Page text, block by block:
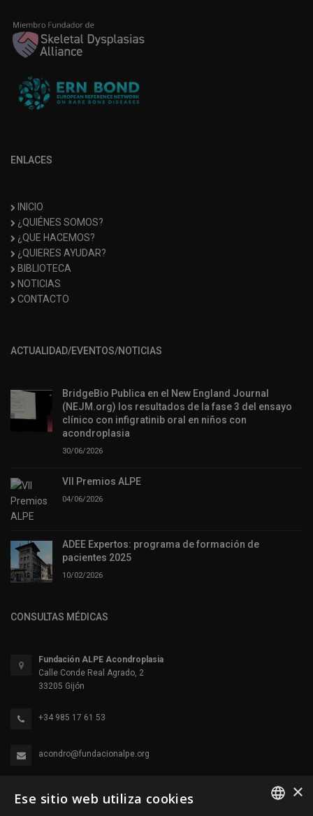
ENLACES
INICIO
¿QUIÉNES SOMOS?
¿QUE HACEMOS?
¿QUIERES AYUDAR?
BIBLIOTECA
NOTICIAS
CONTACTO
ACTUALIDAD/EVENTOS/NOTICIAS
BridgeBio Publica en el New England Journal
(NEJM.org) los resultados de la fase 3 del ensayo
clínico con infigratinib oral en niños con
acondroplasia
30/06/2026
VII Premios ALPE
04/06/2026
ADEE Expertos: programa de formación de
pacientes 2025
10/02/2026
CONSULTAS MÉDICAS
Fundación ALPE Acondroplasia
Calle Conde Real Agrado, 2
33205 Gijón
+34 985 17 61 53
acondro@fundacionalpe.org
×
Ese sitio web utiliza cookies